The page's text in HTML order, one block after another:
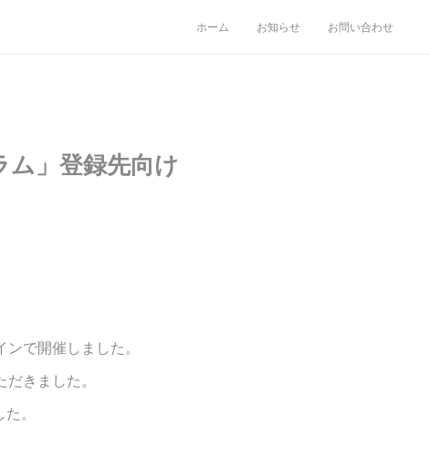
ホーム お知らせ お問い合わせ
ム」登録先向け
で開催しました。
きました。
。